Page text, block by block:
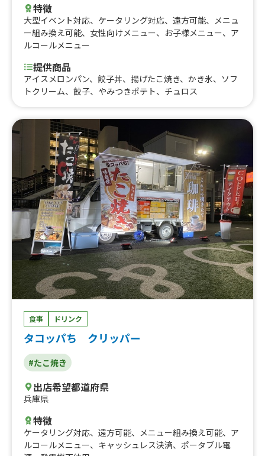
特徴
大型イベント対応、 ケータリング対応、 遠方可能、
メニュ
ー組み換え可能、 女性向けメニュー、 お子様メニュー、 ア
ルコールメニュー
提供商品
アイスメロンパン、餃子丼、揚げたこ焼き、かき氷、ソフ
トクリーム、餃子、やみつきポテト、チュロス
食事 ドリンク
タコッパち クリッパー
#たこ焼き
出店希望都道府県
兵庫県
特徴
ケータリング対応、 遠方可能、 メニュー組み換え可能、 ア
ルコールメニュー、 キャッシュレス決済、 ポータブル電